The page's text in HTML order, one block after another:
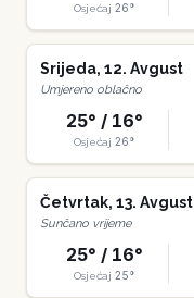
Osjećaj 26°
Srijeda, 12. Avgust
Umjereno oblačno
25° / 16°
Osjećaj 26°
Četvrtak, 13. Avgust
Sunčano vrijeme
25° / 16°
Osjećaj 25°